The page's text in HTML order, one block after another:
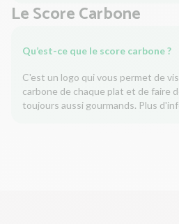
Le Score Carbone
Qu’est-ce que le score carbone ?
C'est un logo qui vous permet de
carbone de chaque plat et de faire
toujours aussi gourmands. Plus